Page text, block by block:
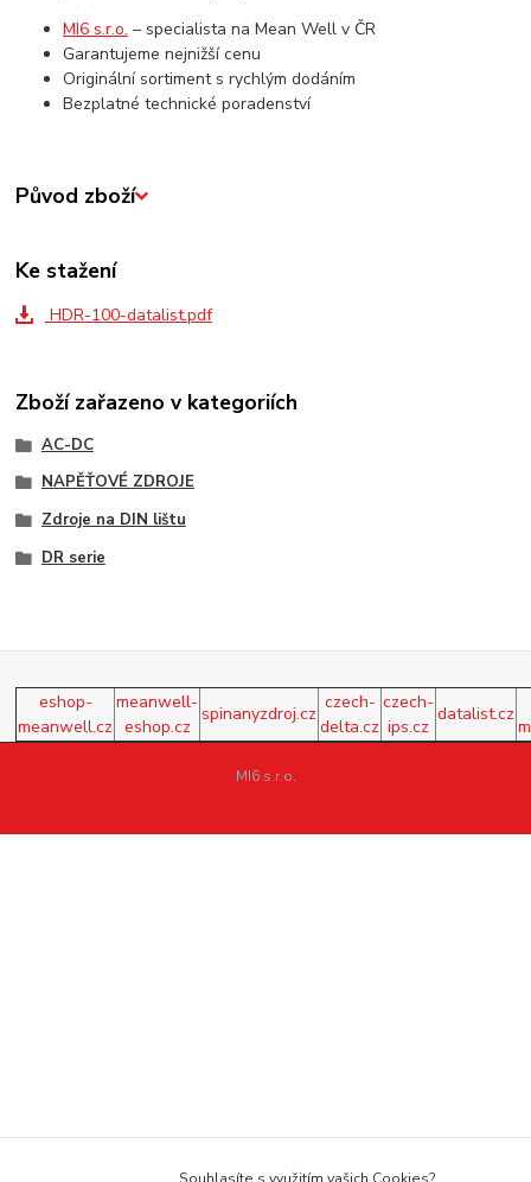
MI6 s.r.o. – specialista na Mean Well v ČR
Garantujeme nejnižší cenu
Originální sortiment s rychlým dodáním
Bezplatné technické poradenství
Původ zboží
Ke stažení
HDR-100-datalist.pdf
Zboží zařazeno v kategoriích
AC-DC
NAPĚŤOVÉ ZDROJE
Zdroje na DIN lištu
DR serie
eshop-
meanwell.cz
meanwell-
eshop.cz
spinanyzdroj.cz
czech-
delta.cz
czech-
ips.cz
datalist.cz
MI6 s.r.o.